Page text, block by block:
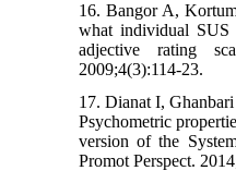
16. Bangor A,
what individual SUS
adjective rating
2009;4(3):114-23.
17. Dianat I,
Psychometric
version of the
Promot Perspect.